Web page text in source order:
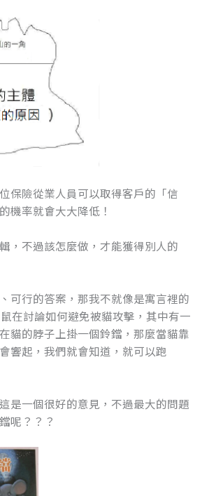
保險從業人員可以取得客戶的「信
機率就會大大降低！
，不過該怎麼做，才能獲得別人的
可行的答案，那我不就像是寓言裡的
在討論如何避免被貓攻擊，其中有一
貓的脖子上掛一個鈴鐺，那麼當貓靠
響起，我們就會知道，就可以跑
是一個很好的意見，不過最大的問題
呢？？？